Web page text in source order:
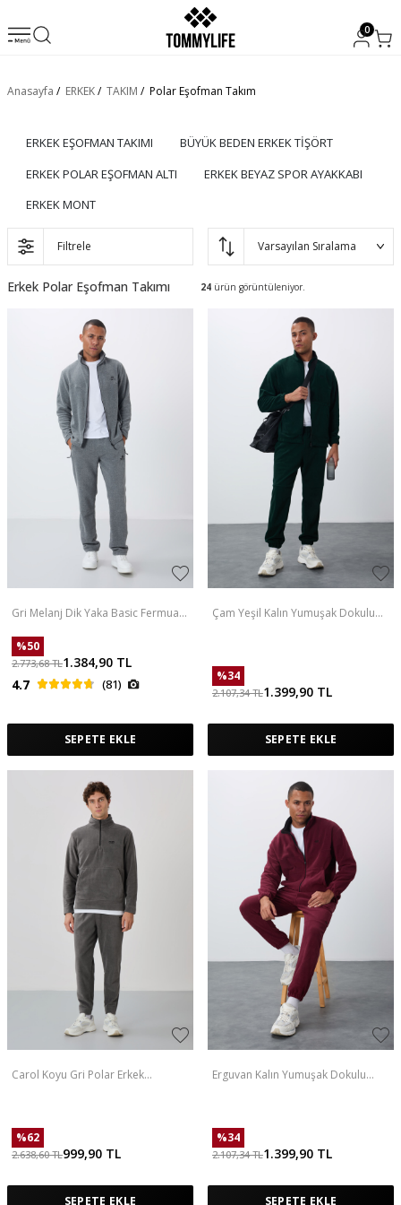
0
Anasayfa / ERKEK/ TAKIM / Polar Eşofman Takım
ERKEK EŞOFMAN TAKIMI
BÜYÜK BEDEN ERKEK TİŞÖRT
ERKEK POLAR EŞOFMAN ALTI
ERKEK BEYAZ SPOR AYAKKABI
ERKEK MONT
Filtrele
Erkek Polar Eşofman Takımı 24 ürün görüntüleniyor.
Gri Melanj Dik Yaka Basic Fermuar
Eşofman Takımı - 85193
%50
2.773,68TL1.384,90 TL
4.7
(81)
SEPETE EKLE
Çam Yeşil Kalın Yumuşak Dokulu
%34
2.107,34TL1.399,90 TL
SEPETE EKLE
Carol Koyu Gri Polar Erkek
%62
2.638,60TL999,90 TL
SEPETE EKLE
Erguvan Kalın Yumuşak Dokulu
%34
2.107,34TL1.399,90 TL
SEPETE EKLE